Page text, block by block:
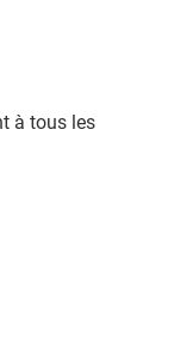
à tous les